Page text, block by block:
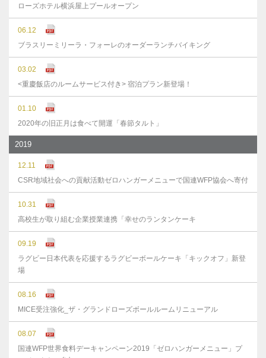
ローズホテル横浜屋上プールオープン
06.12
ブラスリーミリーラ・フォーレのオーダーランチバイキング
03.02
<重慶飯店のルームサービス付き> 宿泊プラン新登場！
01.10
2020年の旧正月は食べて開運「春節タルト」
2019
12.11
CSR地域社会への貢献活動ゼロハンガーメニューで国連WFP協会へ寄付
10.31
高校生が取り組む企業授業連携「幸せのランタンケーキ
09.19
ラグビー日本代表を応援するラグビーボールケーキ「キックオフ」新登
場
08.16
MICE受注強化_ザ・グランドローズボールルームリニューアル
08.07
国連WFP世界食料デーキャンペーン2019「ゼロハンガーメニュー」プ